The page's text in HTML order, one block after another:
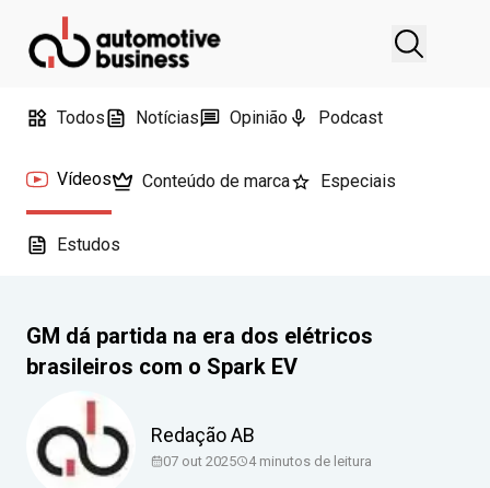
Todos Notícias Opinião Podcast
Vídeos Conteúdo de marca Especiais
Estudos
GM dá partida na era dos elétricos
brasileiros com o Spark EV
Redação AB
07 out 2025 4 minutos de leitura